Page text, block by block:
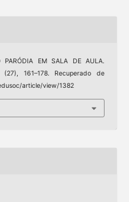
EM SALA DE AULA.
(27), 161–178. Recuperado de
article/view/1382